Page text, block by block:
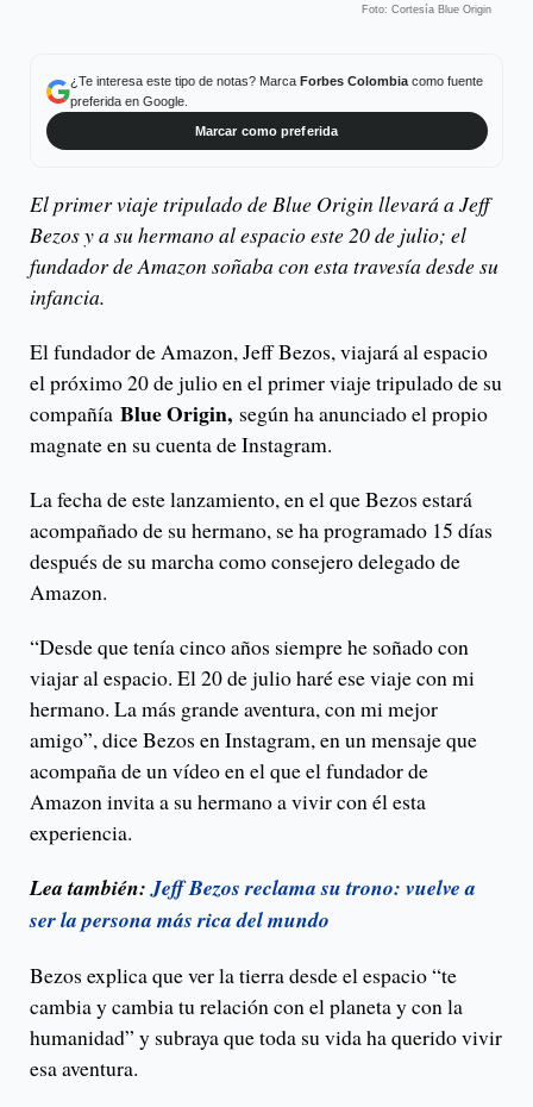
Foto: Cortesía Blue Origin
¿Te interesa este tipo de notas? Marca Forbes Colombiacomo fuente
preferida en Google.
Marcar como preferida
El primer viaje tripulado de Blue Origin llevará a Jeff
Bezos y a su hermano al espacio este 20 de julio; el
fundador de Amazon soñaba con esta travesía desde su
infancia.
El fundador de Amazon, Jeff Bezos, viajará al espacio
el próximo 20 de julio en el primer viaje tripulado de su
compañía Blue Origin, según ha anunciado el propio
magnate en su cuenta de Instagram.
La fecha de este lanzamiento, en el que Bezos estará
acompañado de su hermano, se ha programado 15 días
después de su marcha como consejero delegado de
Amazon.
“Desde que tenía cinco años siempre he soñado con
viajar al espacio. El 20 de julio haré ese viaje con mi
hermano. La más grande aventura, con mi mejor
amigo”, dice Bezos en Instagram, en un mensaje que
acompaña de un vídeo en el que el fundador de
Amazon invita a su hermano a vivir con él esta
experiencia.
Lea también:Jeff Bezos reclama su trono: vuelve a
ser la persona más rica del mundo
Bezos explica que ver la tierra desde el espacio “te
cambia y cambia tu relación con el planeta y con la
humanidad” y subraya que toda su vida ha querido vivir
esa aventura.